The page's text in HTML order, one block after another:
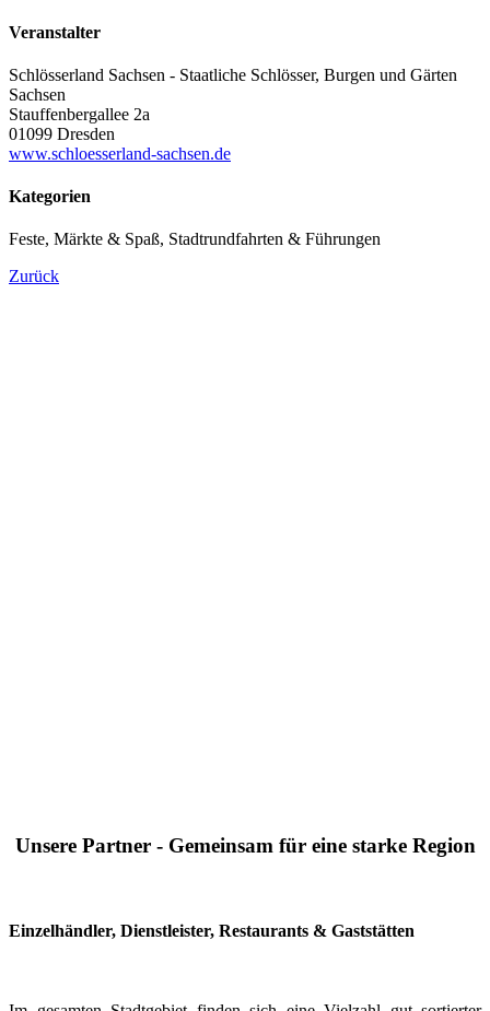
Veranstalter
Schlösserland Sachsen - Staatliche Schlösser, Burgen und Gärten
Sachsen
Stauffenbergallee 2a
01099 Dresden
www.schloesserland-sachsen.de
Kategorien
Feste, Märkte & Spaß, Stadtrundfahrten & Führungen
Zurück
Unsere Partner - Gemeinsam für eine starke Region
Einzelhändler, Dienstleister, Restaurants & Gaststätten